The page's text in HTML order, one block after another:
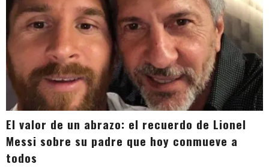
El valor de un abrazo: el recuerdo de Lionel
Messi sobre su padre que hoy conmueve a
todos